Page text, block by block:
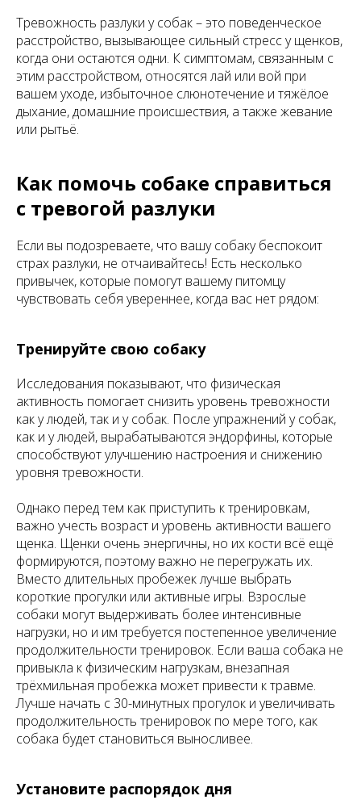
Тревожность разлуки у собак – это поведенческое
расстройство, вызывающее сильный стресс у щенков,
когда они остаются одни. К симптомам, связанным с
этим расстройством, относятся лай или вой при
вашем уходе, избыточное слюнотечение и тяжёлое
дыхание, домашние происшествия, а также жевание
или рытьё.
Как помочь собаке справиться
с тревогой разлуки
Если вы подозреваете, что вашу собаку беспокоит
страх разлуки, не отчаивайтесь! Есть несколько
привычек, которые помогут вашему питомцу
чувствовать себя увереннее, когда вас нет рядом:
Тренируйте свою собаку
Исследования показывают, что физическая
активность помогает снизить уровень тревожности
как у людей, так и у собак. После упражнений у собак,
как и у людей, вырабатываются эндорфины, которые
способствуют улучшению настроения и снижению
уровня тревожности.
Однако перед тем как приступить к тренировкам,
важно учесть возраст и уровень активности вашего
щенка. Щенки очень энергичны, но их кости всё ещё
формируются, поэтому важно не перегружать их.
Вместо длительных пробежек лучше выбрать
короткие прогулки или активные игры. Взрослые
собаки могут выдерживать более интенсивные
нагрузки, но и им требуется постепенное увеличение
продолжительности тренировок. Если ваша собака не
привыкла к физическим нагрузкам, внезапная
трёхмильная пробежка может привести к травме.
Лучше начать с 30-минутных прогулок и увеличивать
продолжительность тренировок по мере того, как
собака будет становиться выносливее.
Установите распорядок дня